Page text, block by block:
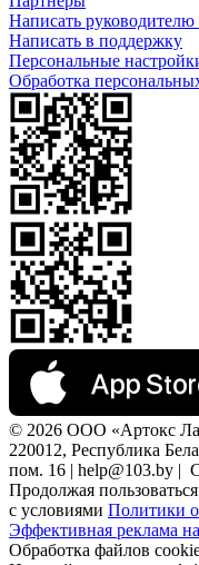
Написать руководителю
Написать в поддержку
Персональные
Обработка
© 2026 ООО «Артокс
220012, Республика
пом. 16 | help@103.by |
Продолжая
с условиями Политики
Эффективная реклама
Обработка файлов